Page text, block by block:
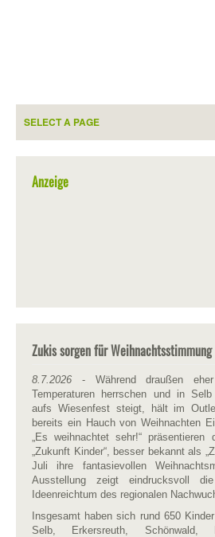
Anzeige
Zukis sorgen für Weihnachtsstimmung
8.7.2026 - Während draußen eher
Temperaturen herrschen und in
aufs Wiesenfest steigt, hält im
bereits ein Hauch von Weihnachten
„Es weihnachtet sehr!“
„Zukunft Kinder“, besser bekannt als
Juli ihre fantasievollen
Ausstellung zeigt eindrucksvoll
Ideenreichtum des regionalen
Insgesamt haben sich rund 650
Selb, Erkersreuth, Schönwald,